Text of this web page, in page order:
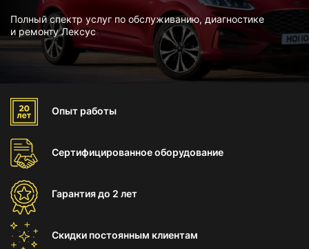
Полный спектр услуг по обслуживанию, диагностике
и ремонту Лексус
Опыт работы
Сертифицированноеоборудование
Гарантиядо 2 лет
Скидки постоянным клиентам